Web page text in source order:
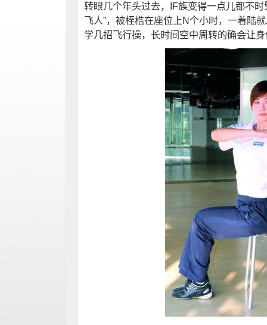
转眼几个年头过去，IF族变得一点儿都不
飞人”，被桎梏在座位上N个小时，一着陆
学几招飞行操，长时间空中周转的确会让